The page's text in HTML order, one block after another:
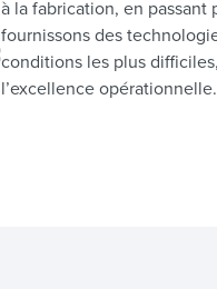
à la fabrication, en passant
fournissons des
conditions les plus
l’excellence opérationnelle.